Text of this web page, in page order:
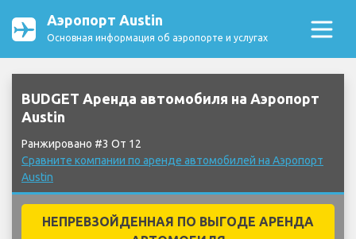
Аэропорт Austin
Основная информация об аэропорте и услугах
BUDGET Аренда автомобиля на Аэропорт
Austin
Ранжировано #3 От 12
Сравните компании по аренде автомобилей на Аэропорт
Austin
НЕПРЕВЗОЙДЕННАЯ ПО ВЫГОДЕ АРЕНДА